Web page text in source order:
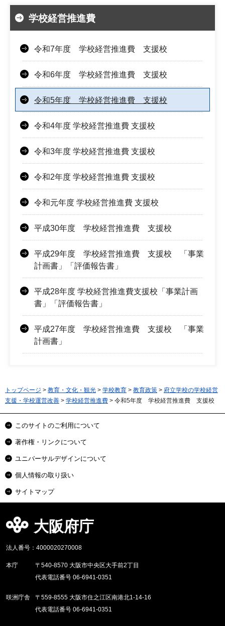
学校経営推進費
令和7年度 学校経営推進費 支援校
令和6年度 学校経営推進費 支援校
令和5年度 学校経営推進費 支援校
令和4年度 学校経営推進費 支援校
令和3年度 学校経営推進費 支援校
令和2年度 学校経営推進費 支援校
令和元年度 学校経営推進費 支援校
平成30年度 学校経営推進費 支援校
平成29年度 学校経営推進費 支援校 「事業
計画書」「評価報告書」
平成28年度 学校経営推進費支援校「事業計画
書」「評価報告書」
平成27年度 学校経営推進費 支援校 「事業
計画書」
トップページ > 教育・文化・観光 > 学校教育 > 教育政策 > 府立学校の学校経営
支援・学校運営改善 > 学校経営推進費 > 令和5年度 学校経営推進費 支援校
このサイトのご利用について
著作権・リンクについて
ユニバーサルデザインについて
個人情報の取り扱い
サイトマップ
大阪府庁
法人番号：4000020270008
本庁
〒540-8570 大阪市中央区大手前2丁目
代表電話番号 06-6941-0351
咲洲庁舎
〒559-8555 大阪市住之江区南港北1-14-16
代表電話番号 06-6941-0351